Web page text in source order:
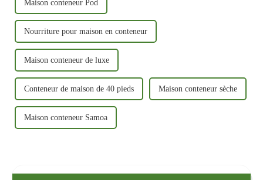
Maison conteneur Pod
Nourriture pour maison en conteneur
Maison conteneur de luxe
Conteneur de maison de 40 pieds Maison conteneur sèche
Maison conteneur Samoa